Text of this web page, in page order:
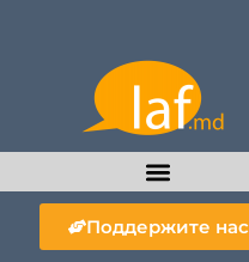
Поддержите нас